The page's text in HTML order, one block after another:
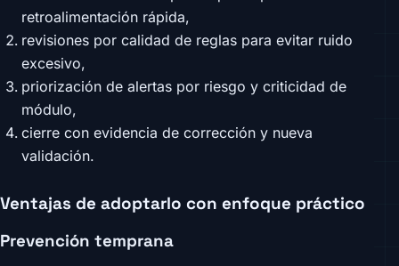
retroalimentación rápida,
revisiones por calidad de reglas para evitar ruido
excesivo,
priorización de alertas por riesgo y criticidad de
módulo,
cierre con evidencia de corrección y nueva
validación.
Ventajas de adoptarlo con enfoque práctico
Prevención temprana